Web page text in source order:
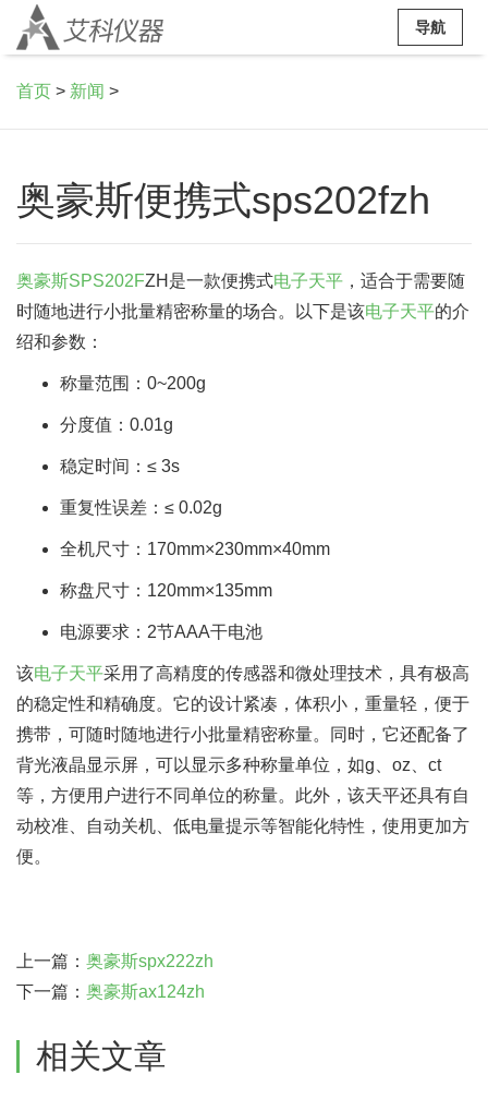
导航
首页 > 新闻 >
奥豪斯便携式sps202fzh
奥豪斯SPS202FZH是一款便携式电子天平 ，适合于需要随
时随地进行小批量精密称量的场合。以下是该电子天平的介
绍和参数：
称量范围：0~200g
分度值：0.01g
稳定时间：≤ 3s
重复性误差：≤ 0.02g
全机尺寸：170mm×230mm×40mm
称盘尺寸：120mm×135mm
电源要求：2节AAA干电池
该电子天平采用了高精度的传感器和微处理技术，具有极高
的稳定性和精确度。它的设计紧凑，体积小，重量轻，便于
携带，可随时随地进行小批量精密称量。同时，它还配备了
背光液晶显示屏，可以显示多种称量单位，如g、oz、ct
等，方便用户进行不同单位的称量。此外，该天平还具有自
动校准、自动关机、低电量提示等智能化特性，使用更加方
便。
上一篇： 奥豪斯spx222zh
下一篇： 奥豪斯ax124zh
相关文章